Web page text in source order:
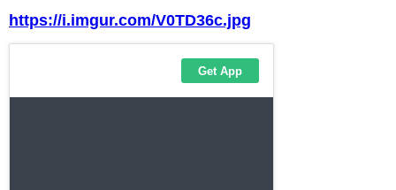
https://i.imgur.com/V0TD36c.jpg